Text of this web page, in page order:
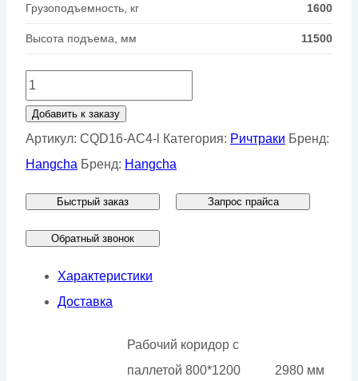
Грузоподъемность, кг 1600
Высота подъема, мм 11500
Количество
товара
Ричтрак
HC
AC4-
l
Добавить к заказу
Артикул: CQD16-AC4-l Категория: Ричтраки Бренд:
Hangcha Бренд: Hangcha
Быстрый заказ Запрос прайса
Обратный звонок
Характеристики
Доставка
Рабочий коридор с
паллетой 800*1200
2980 мм